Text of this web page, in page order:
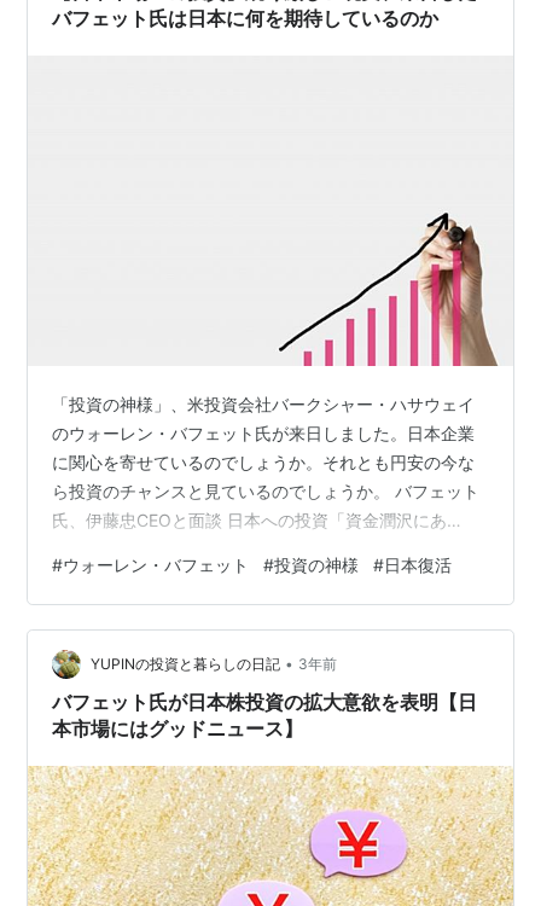
バフェット氏は日本に何を期待しているのか
「投資の神様」、米投資会社バークシャー・ハサウェイ
のウォーレン・バフェット氏が来日しました。日本企業
に関心を寄せているのでしょうか。それとも円安の今な
ら投資のチャンスと見ているのでしょうか。 バフェット
氏、伊藤忠CEOと面談 日本への投資「資金潤沢にあ
と面談したといいます。 「日本市場には非常に魅力があ
るのではないか」と、岡藤CEOがバフェット氏に問いか
けると、バフェット氏は「みんなが投資しないところに
投資する」とはぐらかすような言い方をしつつ、「日本
市場を見直して投資する」との考えを示し、「資金は潤
沢にある」と語ったそうです。 史上最強の…
#ウォーレン・バフェット #投資の神様 #日本復活
YUPINの投資と暮らしの日記 • 3年前
バフェット氏が日本株投資の拡大意欲を表明【日
本市場にはグッドニュース】